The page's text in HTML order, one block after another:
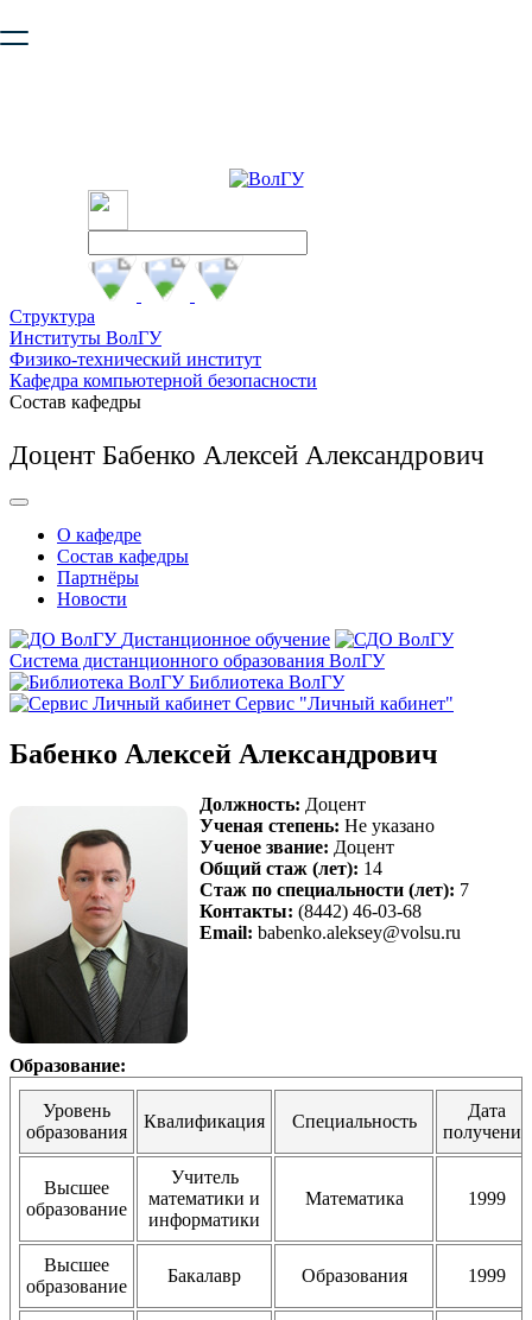
безопасную работу с сайтом. Пожалуйста
Структура
Институты ВолГУ
Физико-технический институт
Кафедра компьютерной безопасности
Состав кафедры
Доцент Бабенко Алексей Александрович
О кафедре
Состав кафедры
Партнёры
Новости
Дистанционное обучение
Система дистанционного образования ВолГУ
Библиотека ВолГУ
Сервис "Личный кабинет"
Бабенко Алексей Александрович
Должность: Доцент
Ученая степень: Не указано
Ученое звание: Доцент
Общий стаж (лет): 14
Стаж по специальности (лет): 7
Контакты: (8442) 46-03-68
Email: babenko.aleksey@volsu.ru
Образование:
Уровень
образования
Квалификация Специальность
Дата
получения
Высшее
образование
Учитель
математики и
информатики
Математика 1999
Высшее
образование
Бакалавр Образования 1999